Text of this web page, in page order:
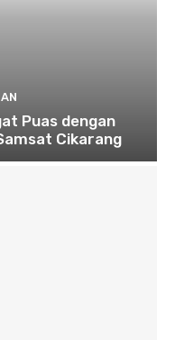
Puas dengan
Cikarang